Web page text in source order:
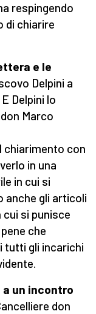
respingendo
di chiarire
e le
Delpini a
Delpini lo
Marco
chiarimento con
in una
in cui si
anche gli articoli
cui si punisce
che
tutti gli incarichi
un incontro
don